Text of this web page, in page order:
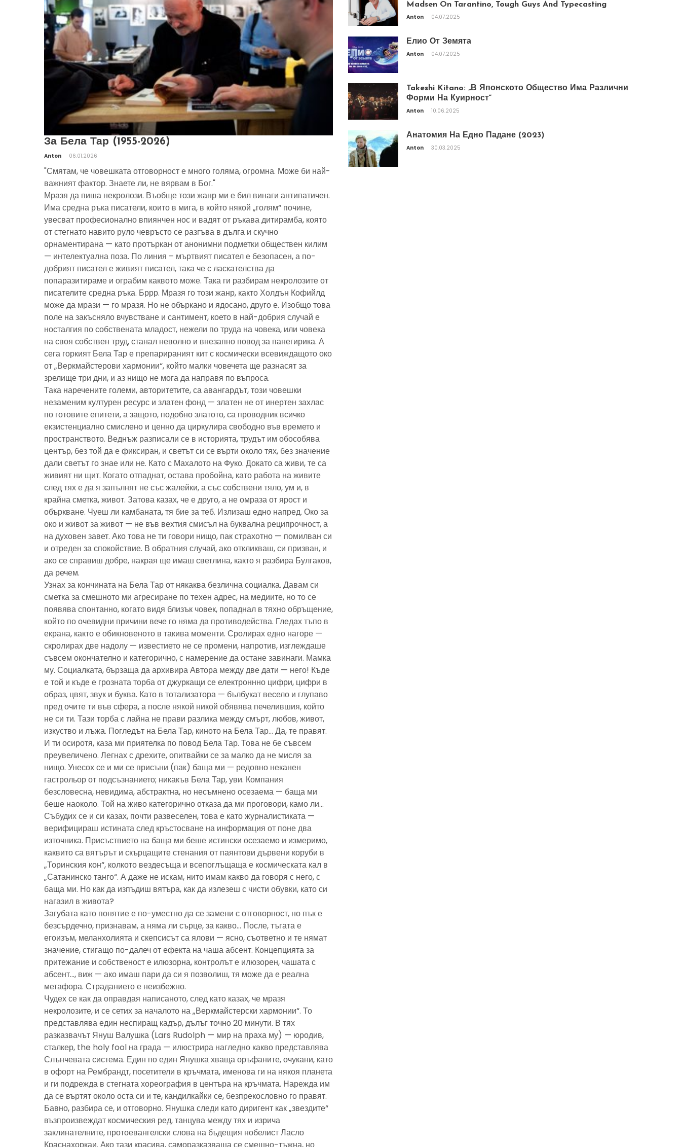
За Бела Тар (1955-2026)
Anton 06.01.2026
"Смятам, че човешката отговорност е много голяма, огромна. Може би най-
важният фактор. Знаете ли, не вярвам в Бог."
Мразя да пиша некролози. Въобще този жанр ми е бил винаги антипатичен.
Има средна ръка писатели, които в мига, в който някой „голям“ почине,
увесват професионално впиянчен нос и вадят от ръкава дитирамба, която
от стегнато навито руло чевръсто се разгъва в дълга и скучно
орнаментирана — като протъркан от анонимни подметки обществен килим
— интелектуална поза. По линия – мъртвият писател е безопасен, а по-
добрият писател е живият писател, така че с ласкателства да
попаразитираме и ограбим каквото може. Така ги разбирам некролозите от
писателите средна ръка. Бррр. Мразя го този жанр, както Холдън Кофийлд
може да мрази — го мразя. Но не объркано и ядосано, друго е. Изобщо това
поле на закъсняло вчувстване и сантимент, което в най-добрия случай е
носталгия по собствената младост, нежели по труда на човека, или човека
на своя собствен труд, станал неволно и внезапно повод за панегирика. А
сега горкият Бела Тар е препарираният кит с космически всевиждащото око
от „Веркмайстерови хармонии“, който малки човечета ще разнасят за
зрелище три дни, и аз нищо не мога да направя по въпроса.
Така наречените големи, авторитетите, са авангардът, този човешки
незаменим културен ресурс и златен фонд — златен не от инертен захлас
по готовите епитети, а защото, подобно златото, са проводник всичко
екзистенциално смислено и ценно да циркулира свободно във времето и
пространството. Веднъж разписали се в историята, трудът им обособява
център, без той да е фиксиран, и светът си се върти около тях, без значение
дали светът го знае или не. Като с Махалото на Фуко. Докато са живи, те са
живият ни щит. Когато отпаднат, остава пробойна, като работа на живите
след тях е да я запълнят не със жалейки, а със собствени тяло, ум и, в
крайна сметка, живот. Затова казах, че е друго, а не омраза от ярост и
объркване. Чуеш ли камбаната, тя бие за теб. Излизаш едно напред. Око за
око и живот за живот — не във вехтия смисъл на буквална реципрочност, а
на духовен завет. Ако това не ти говори нищо, пак страхотно — помилван си
и отреден за спокойствие. В обратния случай, ако откликваш, си призван, и
ако се справиш добре, накрая ще имаш светлина, както я разбира Булгаков,
да речем.
Узнах за кончината на Бела Тар от някаква безлична социалка. Давам си
сметка за смешното ми агресиране по техен адрес, на медиите, но то се
появява спонтанно, когато видя близък човек, попаднал в тяхно обръщение,
който по очевидни причини вече го няма да противодейства. Гледах тъпо в
екрана, както е обикновеното в такива моменти. Сролирах едно нагоре —
скролирах две надолу — известието не се промени, напротив, изглеждаше
съвсем окончателно и категорично, с намерение да остане завинаги. Мамка
му. Социалката, бързаща да архивира Автора между две дати — него! Къде
е той и къде е грозната торба от джуркащи се електроннно цифри, цифри в
образ, цвят, звук и буква. Като в тотализатора — бълбукат весело и глупаво
пред очите ти във сфера, а после някой никой обявява печелившия, който
не си ти. Тази торба с лайна не прави разлика между смърт, любов, живот,
изкуство и лъжа. Погледът на Бела Тар, киното на Бела Тар… Да, те правят.
И ти осиротя, каза ми приятелка по повод Бела Тар. Това не бе съвсем
преувеличено. Легнах с дрехите, опитвайки се за малко да не мисля за
нищо. Унесох се и ми се присъни (пак) баща ми — редовно неканен
гастрольор от подсъзнанието; никакъв Бела Тар, уви. Компания
безсловесна, невидима, абстрактна, но несъмнено осезаема — баща ми
беше наоколо. Той на живо категорично отказа да ми проговори, камо ли…
Събудих се и си казах, почти развеселен, това е като журналистиката —
верифицираш истината след кръстосване на информация от поне два
източника. Присъствието на баща ми беше истински осезаемо и измеримо,
каквито са вятърът и скърцащите стенания от паянтови дървени коруби в
„Торинския кон“, колкото вездесъща и всепоглъщаща е космическата кал в
„Сатанинско танго“. А даже не искам, нито имам какво да говоря с него, с
баща ми. Но как да изпъдиш вятъра, как да излезеш с чисти обувки, като си
нагазил в живота?
Загубата като понятие е по-уместно да се замени с отговорност, но пък е
безсърдечно, признавам, а няма ли сърце, за какво… После, тъгата е
егоизъм, меланхолията и скепсисът са ялови — ясно, съответно и те нямат
значение, стигащо по-далеч от ефекта на чаша абсент. Концепцията за
притежание и собственост е илюзорна, контролът е илюзорен, чашата с
абсент…, виж — ако имаш пари да си я позволиш, тя може да е реална
метафора. Страданието е неизбежно.
Чудех се как да оправдая написаното, след като казах, че мразя
некролозите, и се сетих за началото на „Веркмайстерски хармонии“. То
представлява един неспиращ кадър, дълъг точно 20 минути. В тях
разказвачът Януш Валушка (Lars Rudolph — мир на праха му) — юродив,
сталкер, the holy fool на града — илюстрира нагледно какво представлява
Слънчевата система. Един по един Янушка хваща оръфаните, очукани, като
в офорт на Рембрандт, посетители в кръчмата, именова ги на някоя планета
и ги подрежда в стегната хореография в центъра на кръчмата. Нарежда им
да се въртят около оста си и те, кандилкайки се, безпрекословно го правят.
Бавно, разбира се, и отговорно. Янушка следи като диригент как „звездите“
възпроизвеждат космическия ред, танцува между тях и изрича
заклинателните, протоевангелски слова на бъдещия нобелист Ласло
Madsen On Tarantino, Tough Guys And Typecasting
Anton 04.07.2025
Елио От Земята
Anton 04.07.2025
Takeshi Kitano: „В Японското Общество Има Различни
Форми На Куирност“
Anton 10.06.2025
Анатомия На Едно Падане (2023)
Anton 30.03.2025